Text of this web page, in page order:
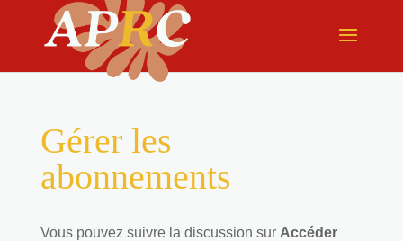
Gérer les
abonnements
Vous pouvez suivre la discussion sur Accéder